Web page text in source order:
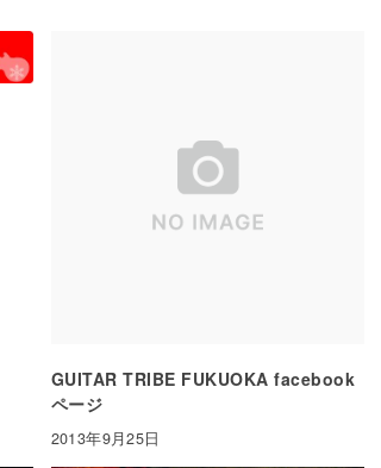
GUITAR TRIBE FUKUOKA facebook
ページ
2013年9月25日